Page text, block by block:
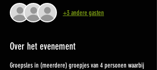
+3 andere gasten
Over het evenement
Groepsles in (meerdere) groepjes van 4 personen waarbij